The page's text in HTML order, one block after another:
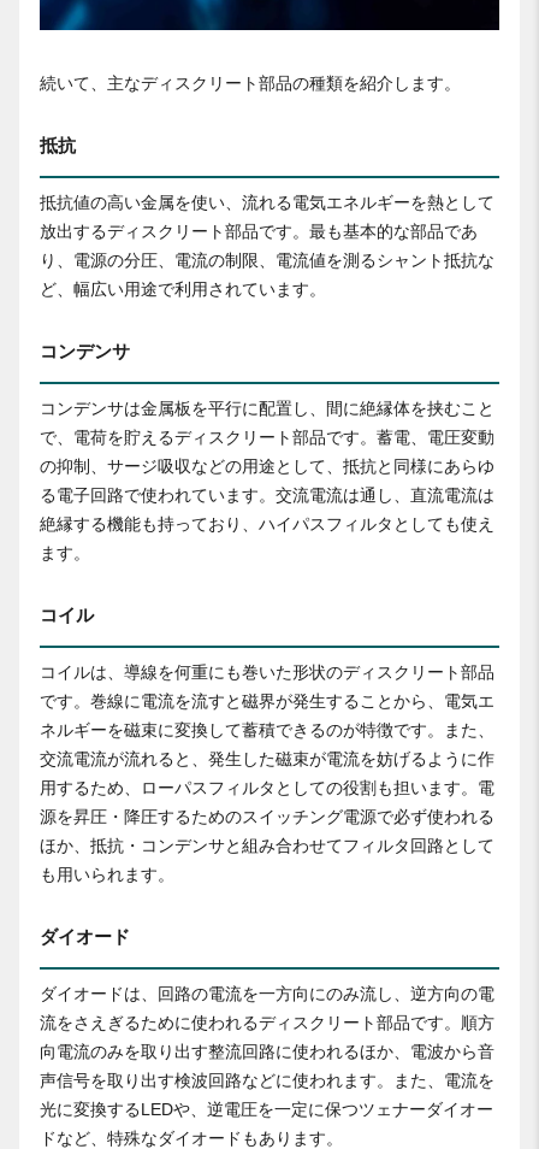
続いて、主なディスクリート部品の種類を紹介します。
抵抗
抵抗値の高い金属を使い、流れる電気エネルギーを熱として
放出するディスクリート部品です。最も基本的な部品であ
り、電源の分圧、電流の制限、電流値を測るシャント抵抗な
ど、幅広い用途で利用されています。
コンデンサ
コンデンサは金属板を平行に配置し、間に絶縁体を挟むこと
で、電荷を貯えるディスクリート部品です。蓄電、電圧変動
の抑制、サージ吸収などの用途として、抵抗と同様にあらゆ
る電子回路で使われています。交流電流は通し、直流電流は
絶縁する機能も持っており、ハイパスフィルタとしても使え
ます。
コイル
コイルは、導線を何重にも巻いた形状のディスクリート部品
です。巻線に電流を流すと磁界が発生することから、電気エ
ネルギーを磁束に変換して蓄積できるのが特徴です。また、
交流電流が流れると、発生した磁束が電流を妨げるように作
用するため、ローパスフィルタとしての役割も担います。電
源を昇圧・降圧するためのスイッチング電源で必ず使われる
ほか、抵抗・コンデンサと組み合わせてフィルタ回路として
も用いられます。
ダイオード
ダイオードは、回路の電流を一方向にのみ流し、逆方向の電
流をさえぎるために使われるディスクリート部品です。順方
向電流のみを取り出す整流回路に使われるほか、電波から音
声信号を取り出す検波回路などに使われます。また、電流を
光に変換するLEDや、逆電圧を一定に保つツェナーダイオー
ドなど、特殊なダイオードもあります。